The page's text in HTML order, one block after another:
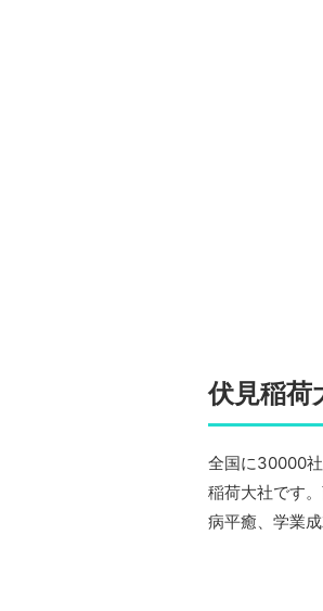
伏見稲荷
全国に30000
稲荷大社です
病平癒、学業